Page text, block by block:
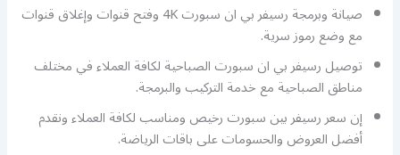
صيانة وبرمجة رسيفر بي ان سبورت 4K وفتح قنوات وإغلاق قنوات
مع وضع رموز سرية.
توصيل رسيفر بي ان سبورت الصباحية لكافة العملاء في مختلف
مناطق الصباحية مع خدمة التركيب والبرمجة.
إن سعر رسيفر بين سبورت رخيص ومناسب لكافة العملاء ونقدم
أفضل العروض والحسومات على باقات الرياضة.